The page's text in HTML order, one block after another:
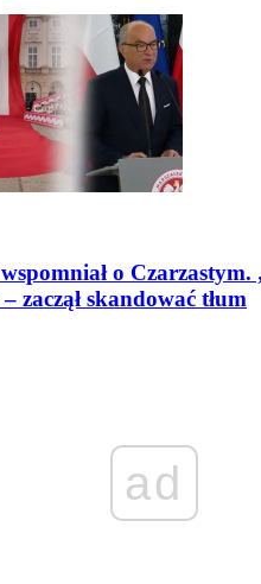
o Czarzastym.
zaczął skandować tłum
ad